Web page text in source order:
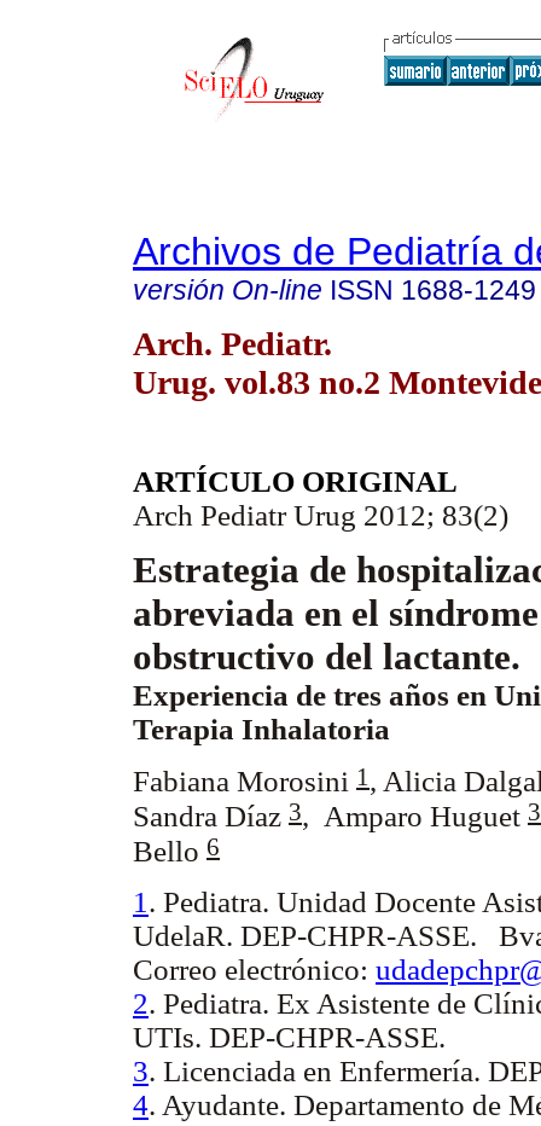
Archivos de Pediatría
versión On-line ISSN 1688-1249
Arch. Pediatr.
Urug. vol.83 no.2
ARTÍCULO ORIGINAL
Arch Pediatr Urug 2012; 83(2)
Estrategia de
abreviada en el
obstructivo del lactante.
Experiencia de tres años en
Terapia Inhalatoria
Fabiana Morosini 1 , Alicia
Sandra Díaz 3, Amparo Huguet 3
Bello 6
1 . Pediatra. Unidad Docente
UdelaR. DEP-CHPR-ASSE.
Correo electrónico:
2. Pediatra. Ex Asistente de
UTIs. DEP-CHPR-ASSE.
3. Licenciada en Enfermería.
4. Ayudante. Departamento de